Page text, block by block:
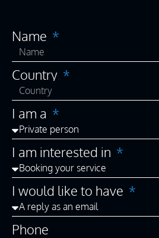
Name
Country
I am a
I am interested in
I would like to have
Phone